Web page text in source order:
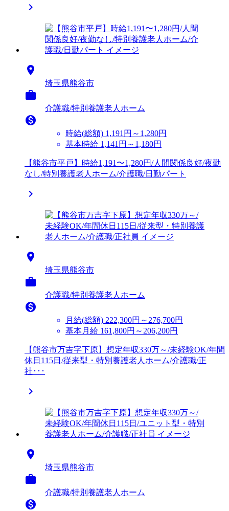


埼玉県熊谷市

介護職/特別養護老人ホーム

時給(総額) 1,191円～1,280円
基本時給 1,141円～1,180円
【熊谷市平戸】時給1,191〜1,280円/人間関係良好/夜勤
なし/特別養護老人ホーム/介護職/日勤パート


埼玉県熊谷市

介護職/特別養護老人ホーム

月給(総額) 222,300円～276,700円
基本月給 161,800円～206,200円
【熊谷市万吉字下原】想定年収330万～/未経験OK/年間
休日115日/従来型・特別養護老人ホーム/介護職/正
社･･･


埼玉県熊谷市

介護職/特別養護老人ホーム
